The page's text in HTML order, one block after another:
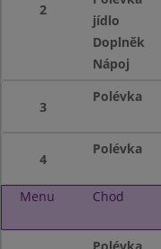
2
jídlo
Doplněk
Nápoj
3
Polévka
4
Polévka
Menu Chod